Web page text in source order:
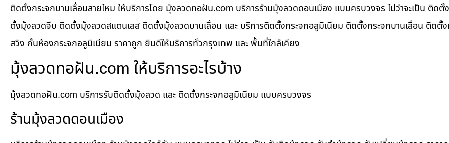
ติดตั้งกระจกบานเลื่อนสายไหม ให้บริการโดย มุ้งลวดทอฝัน.com บริการร้านมุ้งลวดดอนเมือง แบบครบวงจร ไม่ว่าจะเป็น ติด
ตั้งมุ้งลวดจีบ ติดตั้งมุ้งลวดสแตนเลส ติดตั้งมุ้งลวดบานเลื่อน และ บริการติดตั้งกระจกอลูมิเนียม ติดตั้งกระจกบานเลื่อน ติดตั้ง
สวิง กั้นห้องกระจกอลูมิเนียม ราคาถูก ยินดีให้บริการทั่วกรุงเทพ และ พื้นที่ใกล้เคียง
มุ้งลวดทอฝัน.com ให้บริการอะไรบ้าง
มุ้งลวดทอฝัน.com บริการรับติดตั้งมุ้งลวด และ ติดตั้งกระจกอลูมิเนียม แบบครบวงจร
ร้านมุ้งลวดดอนเมือง